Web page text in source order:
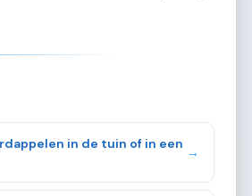
in de tuin of in een
→